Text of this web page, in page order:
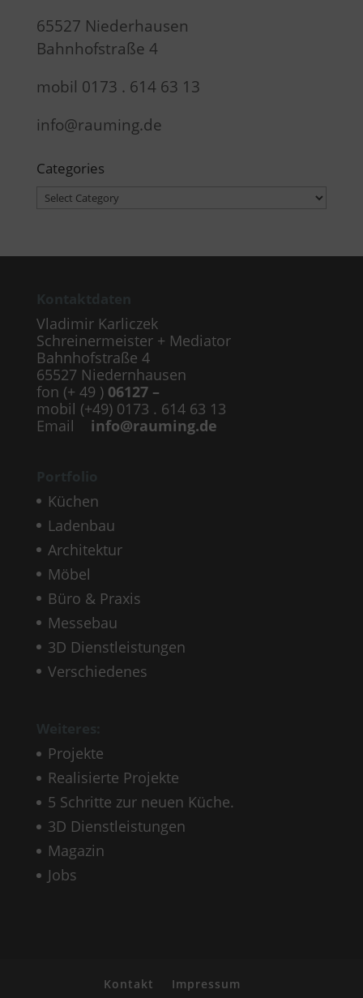
65527 Niederhausen
Bahnhofstraße 4
mobil 0173 . 614 63 13
info@rauming.de
Categories
Categories
Vladimir Karliczek
Schreinermeister + Mediator
Bahnhofstraße 4
65527 Niedernhausen
fon (+ 49 ) 06127 –
mobil (+49) 0173 . 614 63 13
Email info@rauming.de
Küchen
Ladenbau
Architektur
Möbel
Büro & Praxis
Messebau
3D Dienstleistungen
Verschiedenes
Projekte
Realisierte Projekte
5 Schritte zur neuen Küche.
3D Dienstleistungen
Magazin
Jobs
Kontakt Impressum